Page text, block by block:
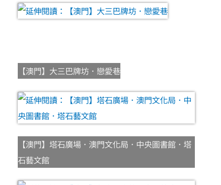
【澳門】大三巴牌坊．戀愛巷
【澳門】塔石廣場．澳門文化局．中央圖書館．塔
石藝文館